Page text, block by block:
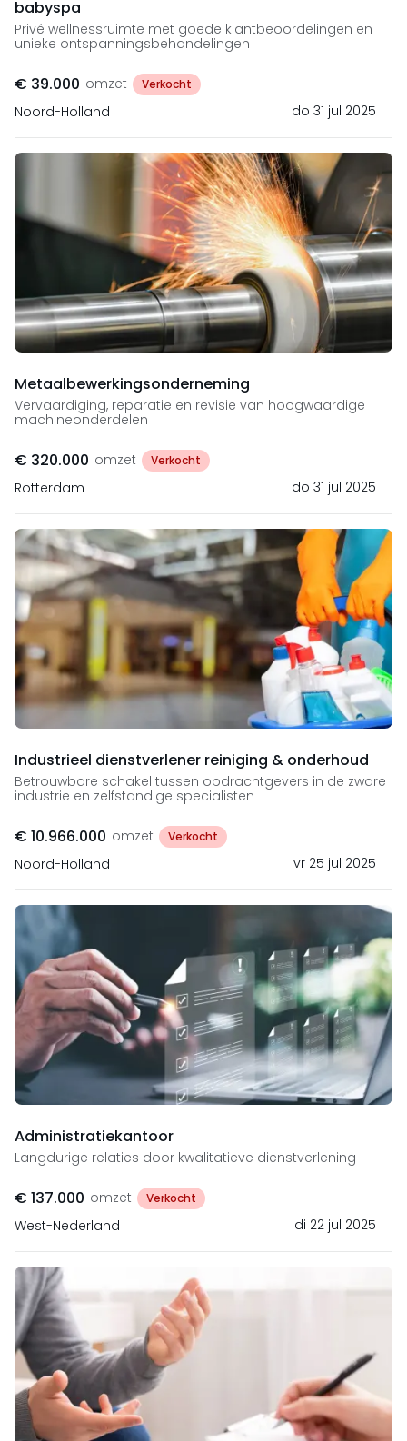
babyspa
Privé wellnessruimte met goede klantbeoordelingen en
unieke ontspanningsbehandelingen
€ 39.000 omzet Verkocht
Noord-Holland do 31 jul 2025
Metaalbewerkingsonderneming
Vervaardiging, reparatie en revisie van hoogwaardige
machineonderdelen
€ 320.000 omzet Verkocht
Rotterdam do 31 jul 2025
Industrieel dienstverlener reiniging & onderhoud
Betrouwbare schakel tussen opdrachtgevers in de zware
industrie en zelfstandige specialisten
€ 10.966.000 omzet Verkocht
Noord-Holland vr 25 jul 2025
Administratiekantoor
Langdurige relaties door kwalitatieve dienstverlening
€ 137.000 omzet Verkocht
West-Nederland di 22 jul 2025